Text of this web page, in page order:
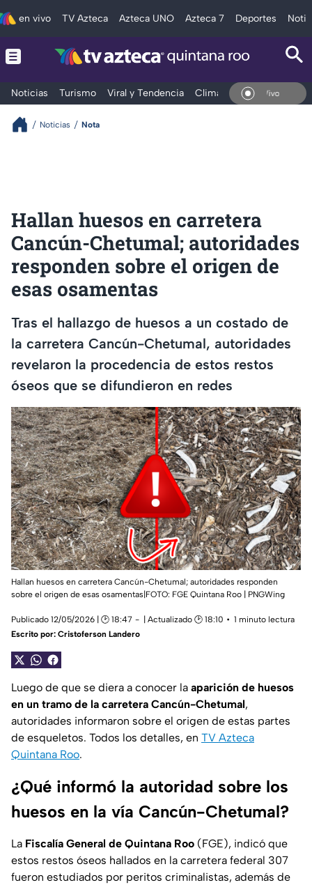
en vivo TV Azteca Azteca UNO Azteca 7 Deportes
Noticias Turismo Viral y Tendencia Clima Tráfico
En Vivo
Noticias Nota
Hallan huesos en carretera
Cancún-Chetumal; autoridades
responden sobre el origen de
esas osamentas
Tras el hallazgo de huesos a un costado de
la carretera Cancún-Chetumal, autoridades
revelaron la procedencia de estos restos
óseos que se difundieron en redes
Hallan huesos en carretera Cancún-Chetumal; autoridades responden
sobre el origen de esas osamentas|FOTO: FGE Quintana Roo | PNGWing
Publicado 12/05/2026 | 🕑 18:47 | Actualizado 🕑 18:10
1 minuto lectura
Escrito por: Cristoferson Landero
Luego de que se diera a conocer la aparición de huesos
en un tramo de la carretera Cancún-Chetumal,
autoridades informaron sobre el origen de estas partes
de esqueletos. Todos los detalles, en TV Azteca
Quintana Roo.
¿Qué informó la autoridad sobre los
huesos en la vía Cancún-Chetumal?
La Fiscalía General de Quintana Roo (FGE), indicó que
estos restos óseos hallados en la carretera federal 307
fueron estudiados por peritos criminalistas, además de